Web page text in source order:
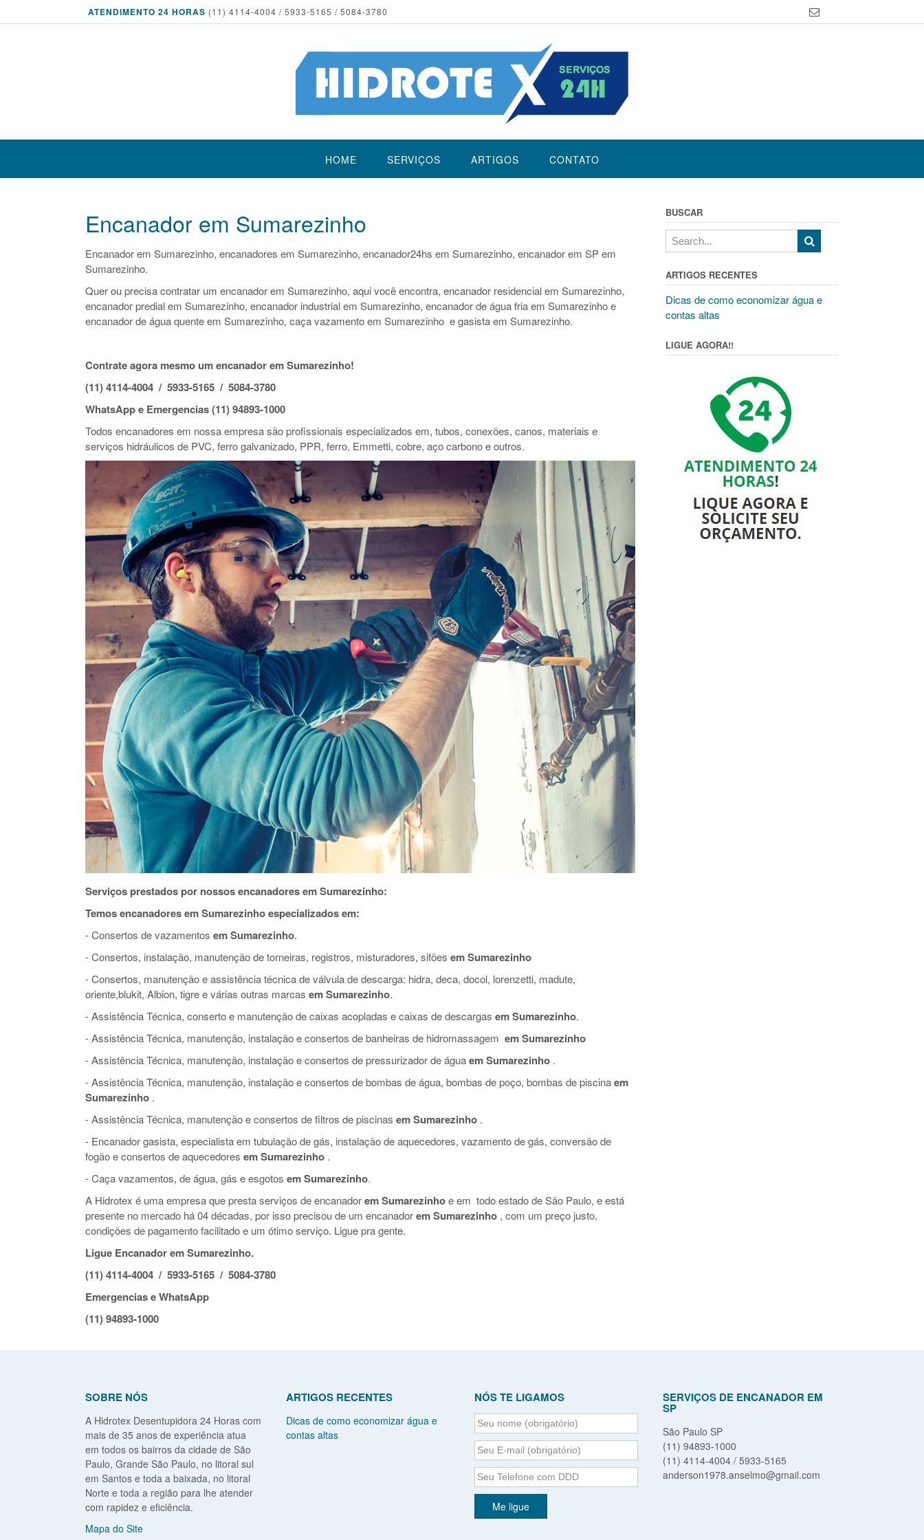
ATENDIMENTO 24 HORAS (11) 4114-4004 / 5933-5165 / 5084-3780
HOME SERVIÇOS ARTIGOS CONTATO
Encanador em Sumarezinho
Encanador em Sumarezinho, encanadores em Sumarezinho, encanador24hs em Sumarezinho, encanador em SP em
Sumarezinho.
Quer ou precisa contratar um encanador em Sumarezinho, aqui você encontra, encanador residencial em Sumarezinho,
encanador predial em Sumarezinho, encanador industrial em Sumarezinho, encanador de água fria em Sumarezinho e
encanador de água quente em Sumarezinho, caça vazamento em Sumarezinho e gasista em Sumarezinho.
Contrate agora mesmo um encanador em Sumarezinho!
(11) 4114-4004 / 5933-5165 / 5084-3780
WhatsApp e Emergencias (11) 94893-1000
Todos encanadores em nossa empresa são profissionais especializados em, tubos, conexões, canos, materiais e
serviços hidráulicos de PVC, ferro galvanizado, PPR, ferro, Emmetti, cobre, aço carbono e outros.
Serviços prestados por nossos encanadores em Sumarezinho:
Temos encanadores em Sumarezinho especializados em:
- Consertos de vazamentos em Sumarezinho.
- Consertos, instalação, manutenção de torneiras, registros, misturadores, sifões em Sumarezinho
- Consertos, manutenção e assistência técnica de válvula de descarga: hidra, deca, docol, lorenzetti, madute,
oriente,blukit, Albion, tigre e várias outras marcas em Sumarezinho.
- Assistência Técnica, conserto e manutenção de caixas acopladas e caixas de descargas em Sumarezinho.
- Assistência Técnica, manutenção, instalação e consertos de banheiras de hidromassagem em Sumarezinho
- Assistência Técnica, manutenção, instalação e consertos de pressurizador de águaem Sumarezinho .
- Assistência Técnica, manutenção, instalação e consertos de bombas de água, bombas de poço, bombas de piscinaem
Sumarezinho .
- Assistência Técnica, manutenção e consertos de filtros de piscinas em Sumarezinho .
- Encanador gasista, especialista em tubulação de gás, instalação de aquecedores, vazamento de gás, conversão de
fogão e consertos de aquecedores em Sumarezinho .
- Caça vazamentos, de água, gás e esgotos em Sumarezinho.
A Hidrotex é uma empresa que presta serviços de encanadorem Sumarezinhoe em todo estado de São Paulo, e está
presente no mercado há 04 décadas, por isso precisou de um encanadorem Sumarezinho , com um preço justo,
condições de pagamento facilitado e um ótimo serviço. Ligue pra gente.
Ligue Encanador em Sumarezinho.
(11) 4114-4004 / 5933-5165 / 5084-3780
Emergencias e WhatsApp
(11) 94893-1000
BUSCAR
ARTIGOS RECENTES
Dicas de como economizar água e
contas altas
LIGUE AGORA!!
SOBRE NÓS
A Hidrotex Desentupidora 24 Horas com
mais de 35 anos de experiência atua
em todos os bairros da cidade de São
Paulo, Grande São Paulo, no litoral sul
em Santos e toda a baixada, no litoral
Norte e toda a região para lhe atender
com rapidez e eficiência.
Mapa do Site
ARTIGOS RECENTES
Dicas de como economizar água e
contas altas
NÓS TE LIGAMOS SERVIÇOS DE ENCANADOR EM
SP
São Paulo SP
(11) 94893-1000
(11) 4114-4004 / 5933-5165
anderson1978.anselmo@gmail.com